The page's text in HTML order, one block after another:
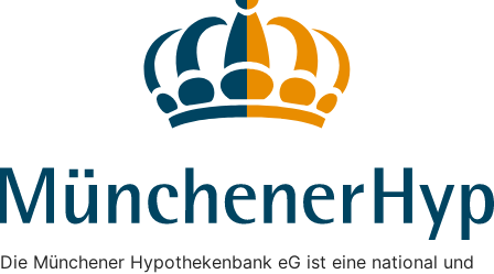
Die Münchener Hypothekenbank eG ist eine national und